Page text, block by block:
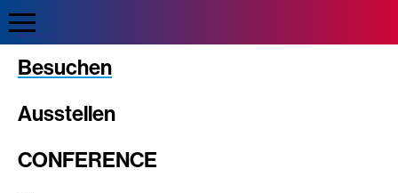
Besuchen
Ausstellen
CONFERENCE